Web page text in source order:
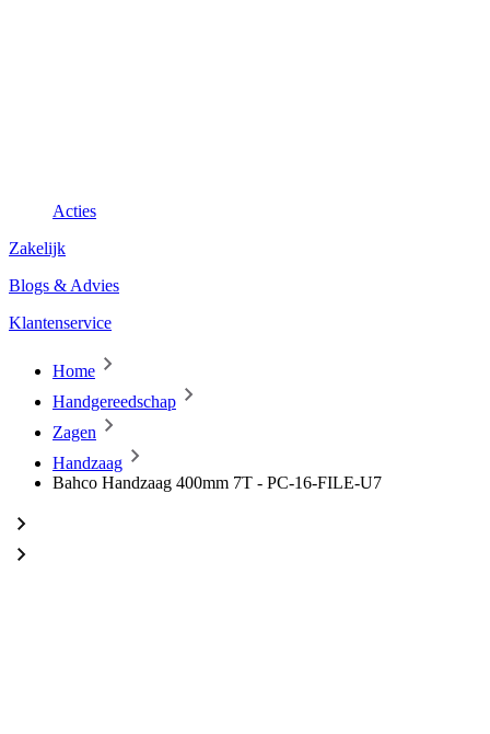
Acties
Zakelijk
Blogs & Advies
Klantenservice
Home
Handgereedschap
Zagen
Handzaag
Bahco Handzaag 400mm 7T - PC-16-FILE-U7